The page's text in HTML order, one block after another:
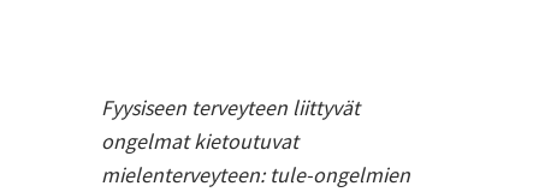
Fyysiseen terveyteen liittyvät
ongelmat kietoutuvat
mielenterveyteen: tule-ongelmien